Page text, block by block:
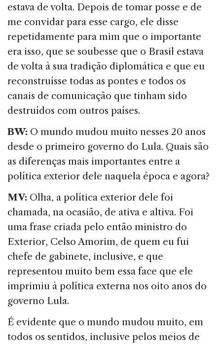
estava de volta. Depois de tomar posse e de
me convidar para esse cargo, ele disse
repetidamente para mim que o importante
era isso, que se soubesse que o Brasil estava
de volta à sua tradição diplomática e que eu
reconstruísse todas as pontes e todos os
canais de comunicação que tinham sido
destruídos com outros países.
BW: O mundo mudou muito nesses 20 anos
desde o primeiro governo do Lula. Quais são
as diferenças mais importantes entre a
política exterior dele naquela época e agora?
MV: Olha, a política exterior dele foi
chamada, na ocasião, de ativa e altiva. Foi
uma frase criada pelo então ministro do
Exterior, Celso Amorim, de quem eu fui
chefe de gabinete, inclusive, e que
representou muito bem essa face que ele
imprimiu à política externa nos oito anos do
governo Lula.
É evidente que o mundo mudou muito, em
todos os sentidos, inclusive pelos meios de